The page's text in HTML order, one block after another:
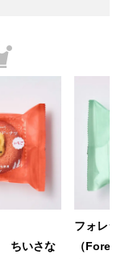
ちいさな
フォレ
（